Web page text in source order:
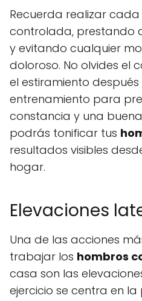
Recuerda realizar
controlada, prestando
y evitando cualquier
doloroso. No olvides el
el estiramiento
entrenamiento para
constancia y una
podrás tonificar tus
resultados visibles
hogar.
Elevaciones
Una de las acciones
trabajar los hombros
casa son las
ejercicio se centra en